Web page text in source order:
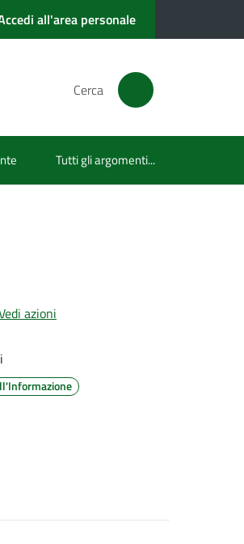
all'area personale
Cerca
Tutti gli argomenti...
azioni